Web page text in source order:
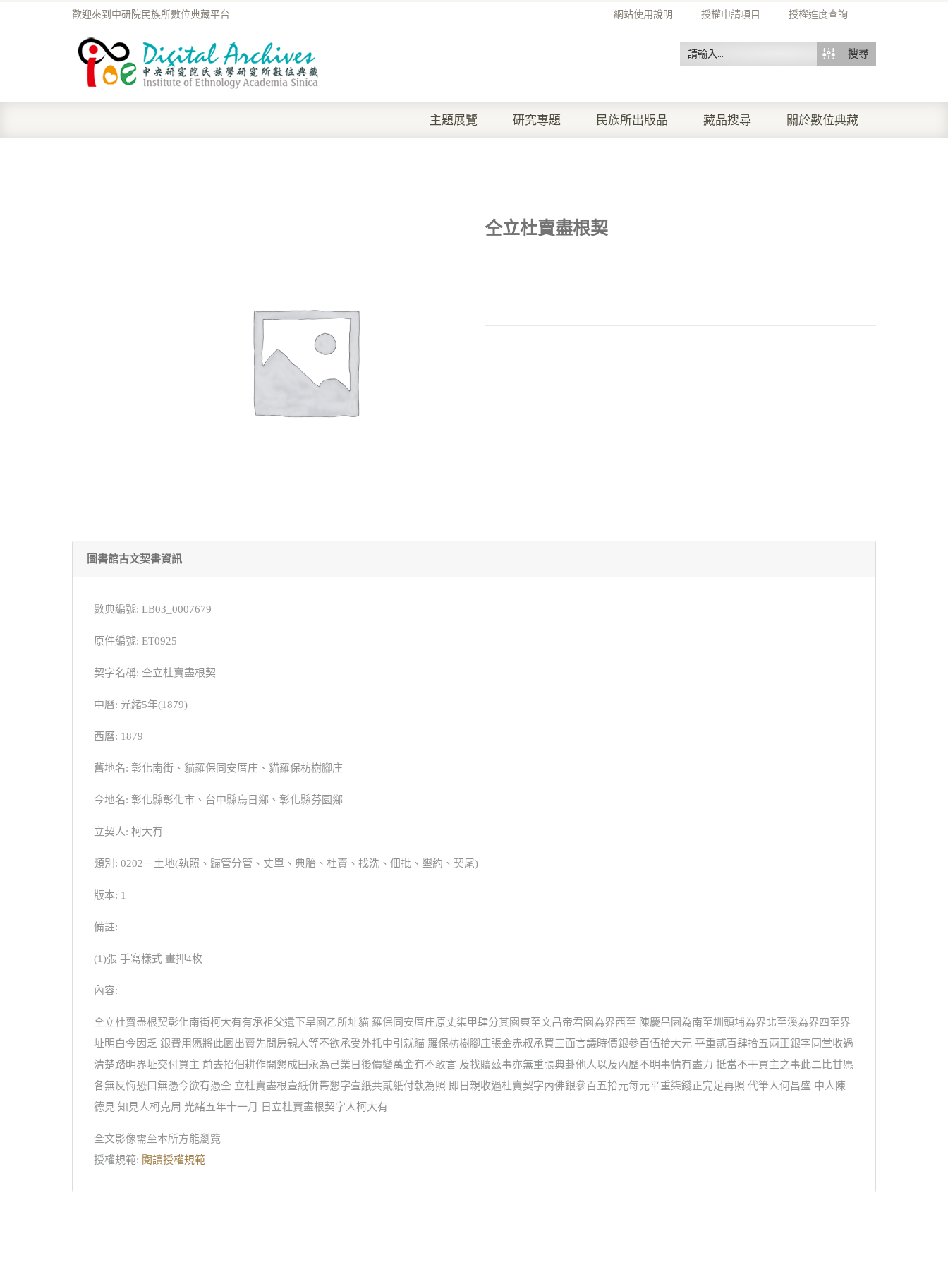
網站使用說明 授權申請項目 授權進度查詢
歡迎來到中研院民族所數位典藏平台
搜尋
主題展覽 研究專題 民族所出版品 藏品搜尋 關於數位典藏
仝立杜賣盡根契
圖書館古文契書資訊
數典編號: LB03_0007679
原件編號: ET0925
契字名稱: 仝立杜賣盡根契
中曆: 光緒5年(1879)
西曆: 1879
舊地名: 彰化南街、貓羅保同安厝庄、貓羅保枋樹腳庄
今地名: 彰化縣彰化市、台中縣烏日鄉、彰化縣芬園鄉
立契人: 柯大有
類別: 0202－土地(執照、歸管分管、丈單、典胎、杜賣、找洗、佃批、墾約、契尾)
版本: 1
備註:
(1)張 手寫樣式 畫押4枚
內容:
仝立杜賣盡根契彰化南街柯大有有承祖父遺下旱園乙所址貓 羅保同安厝庄原丈柒甲肆分其園東至文昌帝君園為界西至 陳慶昌園為南至圳頭埔為界北至溪為界四至界
址明白今因乏 銀費用愿將此園出賣先問房親人等不欲承受外托中引就貓 羅保枋樹腳庄張金赤叔承買三面言議時價銀參百伍拾大元 平重貳百肆拾五兩正銀字同堂收過
清楚踏明界址交付買主 前去招佃耕作開懇成田永為己業日後價變萬金有不敢言 及找贖茲事亦無重張典卦他人以及內歷不明事情有盡力 抵當不干買主之事此二比甘愿
各無反悔恐口無憑今欲有憑仝 立杜賣盡根壹紙併帶懇字壹紙共貳紙付執為照 即日親收過杜賣契字內佛銀參百五拾元每元平重柒錢正完足再照 代筆人何昌盛 中人陳
德見 知見人柯克周 光緒五年十一月 日立杜賣盡根契字人柯大有
全文影像需至本所方能瀏覽
授權規範: 閱讀授權規範